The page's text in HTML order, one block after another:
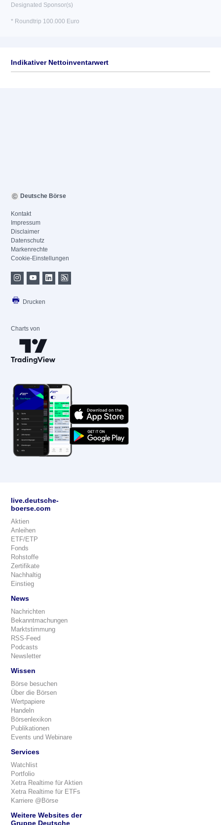
Designated Sponsor(s)
* Roundtrip 100.000 Euro
Indikativer Nettoinventarwert
Deutsche Börse
Kontakt
Impressum
Disclaimer
Datenschutz
Markenrechte
Cookie-Einstellungen
Drucken
Charts von
live.deutsche-
boerse.com
Aktien
Anleihen
ETF/ETP
Fonds
Rohstoffe
Zertifikate
Nachhaltig
Einstieg
News
Nachrichten
Bekanntmachungen
Marktstimmung
RSS-Feed
Podcasts
Newsletter
Wissen
Börse besuchen
Über die Börsen
Wertpapiere
Handeln
Börsenlexikon
Publikationen
Events und Webinare
Services
Watchlist
Portfolio
Xetra Realtime für Aktien
Xetra Realtime für ETFs
Karriere @Börse
Weitere Websites der
Gruppe Deutsche